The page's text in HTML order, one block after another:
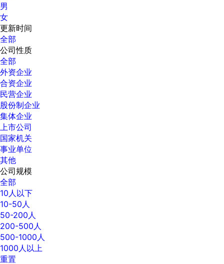
男
女
更新时间
全部
公司性质
全部
外资企业
合资企业
民营企业
股份制企业
集体企业
上市公司
国家机关
事业单位
其他
公司规模
全部
10人以下
10-50人
50-200人
200-500人
500-1000人
1000人以上
重置